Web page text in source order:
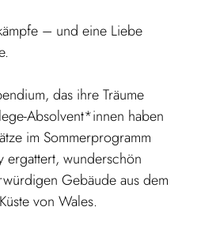
– und eine Liebe
das ihre Träume
Absolvent*innen haben
im Sommerprogramm
wunderschön
Gebäude aus dem
von Wales.